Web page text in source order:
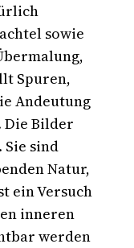
sowie
Spuren,
Andeutung
Die Bilder
sind
Natur,
ein Versuch
inneren
werden